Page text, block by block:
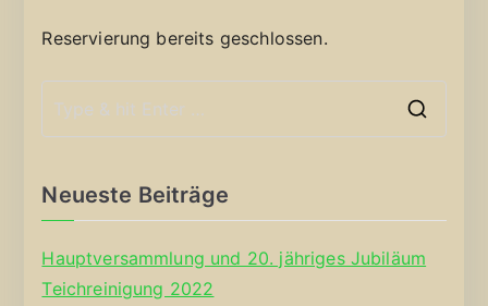
Reservierung bereits geschlossen.
Neueste Beiträge
Hauptversammlung und 20. jähriges Jubiläum
Teichreinigung 2022